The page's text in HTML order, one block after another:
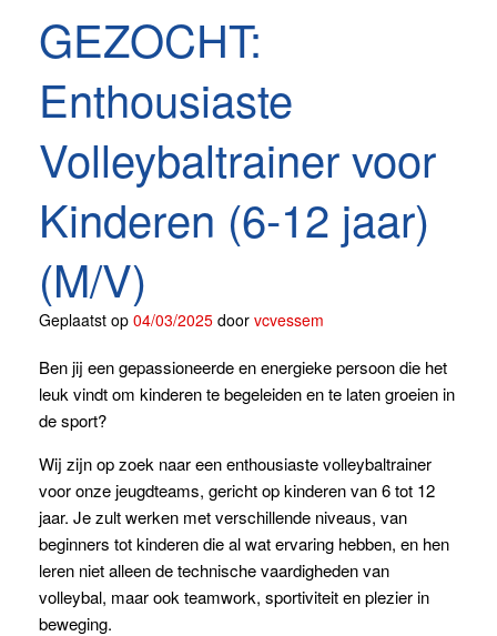
GEZOCHT:
Enthousiaste
Volleybaltrainer voor
Kinderen (6-12 jaar)
(M/V)
Geplaatst op 04/03/2025 door vcvessem
Ben jij een gepassioneerde en energieke persoon die het
leuk vindt om kinderen te begeleiden en te laten groeien in
de sport?
Wij zijn op zoek naar een enthousiaste volleybaltrainer
voor onze jeugdteams, gericht op kinderen van 6 tot 12
jaar. Je zult werken met verschillende niveaus, van
beginners tot kinderen die al wat ervaring hebben, en hen
leren niet alleen de technische vaardigheden van
volleybal, maar ook teamwork, sportiviteit en plezier in
beweging.